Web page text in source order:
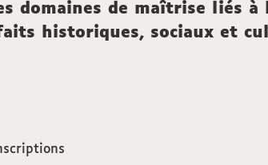
domaines de maîtrise liés
historiques, sociaux et